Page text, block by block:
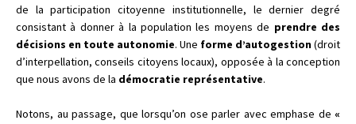
de la participation citoyenne institutionnelle, le dernier degré
consistant à donner à la population les moyens de prendre des
décisions en toute autonomie. Une forme d’autogestion(droit
d’interpellation, conseils citoyens locaux), opposée à la conception
que nous avons de la démocratie représentative.
Notons, au passage, que lorsqu’on ose parler avec emphase de «